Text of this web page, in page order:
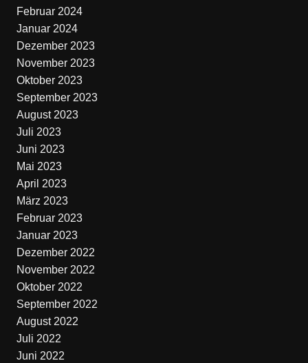
Februar 2024
Januar 2024
Dezember 2023
November 2023
Oktober 2023
September 2023
August 2023
Juli 2023
Juni 2023
Mai 2023
April 2023
März 2023
Februar 2023
Januar 2023
Dezember 2022
November 2022
Oktober 2022
September 2022
August 2022
Juli 2022
Juni 2022